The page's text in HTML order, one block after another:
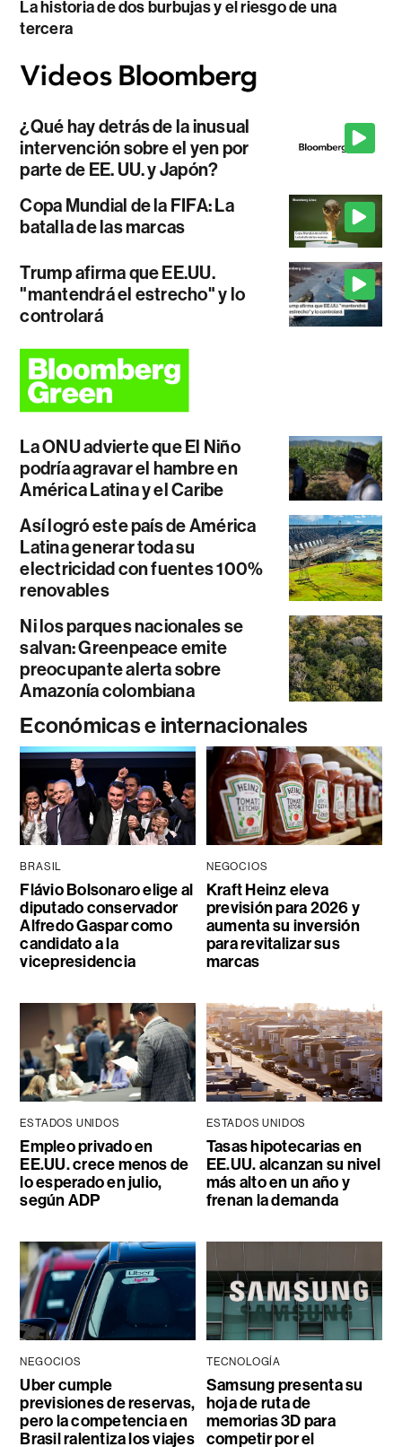
La historia de dos burbujas y el riesgo de una
tercera
¿Qué hay detrás de la inusual
intervención sobre el yen por
parte de EE. UU. y Japón?
Copa Mundial de la FIFA: La
batalla de las marcas
Trump afirma que EE.UU.
"mantendrá el estrecho" y lo
controlará
La ONU advierte que El Niño
podría agravar el hambre en
América Latina y el Caribe
Así logró este país de América
Latina generar toda su
electricidad con fuentes 100%
renovables
Ni los parques nacionales se
salvan: Greenpeace emite
preocupante alerta sobre
Amazonía colombiana
Económicas e internacionales
BRASIL
Flávio Bolsonaro elige al
diputado conservador
Alfredo Gaspar como
candidato a la
vicepresidencia
NEGOCIOS
Kraft Heinz eleva
previsión para 2026 y
aumenta su inversión
para revitalizar sus
marcas
ESTADOS UNIDOS
Empleo privado en
EE.UU. crece menos de
lo esperado en julio,
según ADP
ESTADOS UNIDOS
Tasas hipotecarias en
EE.UU. alcanzan su nivel
más alto en un año y
frenan la demanda
NEGOCIOS
Uber cumple
previsiones de reservas,
pero la competencia en
Brasil ralentiza los viajes
TECNOLOGÍA
Samsung presenta su
hoja de ruta de
memorias 3D para
competir por el